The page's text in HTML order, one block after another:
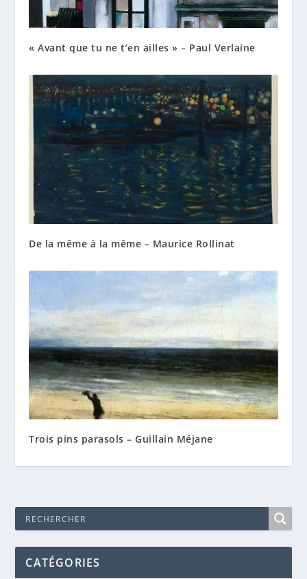
« Avant que tu ne t’en ailles » – Paul Verlaine
De la même à la même – Maurice Rollinat
Trois pins parasols – Guillain Méjane
CATÉGORIES